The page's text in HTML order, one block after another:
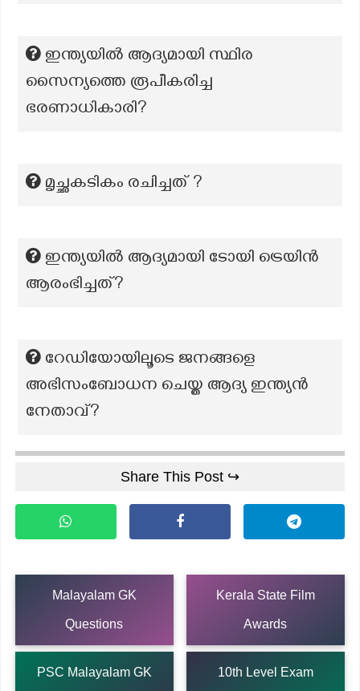
ഇന്ത്യയിൽ ആദ്യമായി സ്ഥിര
സൈന്യത്തെ രൂപീകരിച്ച
ഭരണാധികാരി?
മൃച്ഛകടികം രചിച്ചത് ?
ഇന്ത്യയിൽ ആദ്യമായി ടോയി ട്രെയിൻ
ആരംഭിച്ചത്?
റേഡിയോയിലൂടെ ജനങ്ങളെ
അഭിസംബോധന ചെയ്ത ആദ്യ ഇന്ത്യൻ
നേതാവ്?
Share This Post ↪
Malayalam GK
Questions
Kerala State Film
Awards
PSC Malayalam GK 10th Level Exam